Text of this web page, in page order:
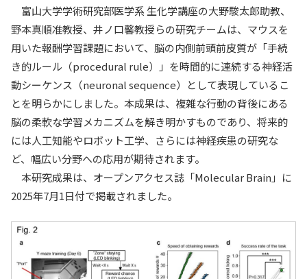
教育・学生支援
研究・産学官連携
国際交流・留学
富山大学学術研究部医学系 生化学講座の大野駿太郎助教、
野本真順准教授、井ノ口馨教授らの研究チームは、マウスを
用いた報酬学習課題において、脳の内側前頭前皮質が「手続
き的ルール（procedural rule）」を時間的に連続する神経活
動シーケンス（neuronal sequence）として表現しているこ
とを明らかにしました。本成果は、複雑な行動の背後にある
脳の柔軟な学習メカニズムを解き明かすものであり、将来的
には人工知能やロボット工学、さらには神経疾患の研究な
ど、幅広い分野への応用が期待されます。
本研究成果は、オープンアクセス誌「Molecular Brain」に
2025年7月1日付で掲載されました。